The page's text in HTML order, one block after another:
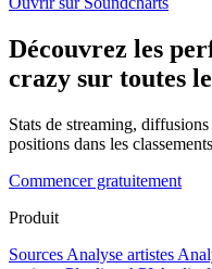
Découvrez les
crazy sur toutes
Stats de streaming,
positions dans les
Commencer gratuitement
Produit
Sources Analyse artistes